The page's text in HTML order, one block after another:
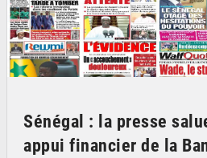
Sénégal : la presse
appui financier de la